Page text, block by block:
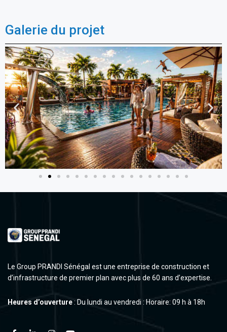
Galerie du projet
Le Group PRANDI Sénégal est une entreprise de construction et
d’infrastructure de premier plan avec plus de 60 ans d’expertise.
Heures d’ouverture: Du lundi au vendredi : Horaire: 09 h à 18h